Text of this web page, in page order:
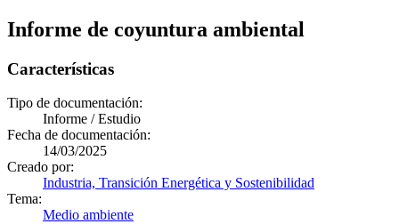
Informe de coyuntura ambiental
Características
Tipo de documentación:
Informe / Estudio
Fecha de documentación:
14/03/2025
Creado por:
Industria, Transición Energética y Sostenibilidad
Tema:
Medio ambiente